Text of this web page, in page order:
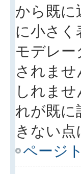
から既に
に小さく
モデレー
されま
しれま
れが既に
きない点
ページ